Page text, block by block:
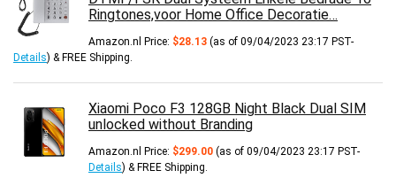
Ringtones,voor Home Office Decoratie…
Amazon.nl Price: $28.13 (as of 09/04/2023 23:17 PST-
Details) & FREE Shipping
Xiaomi Poco F3 128GB Night Black Dual SIM
unlocked without Branding
Amazon.nl Price: $299.00 (as of 09/04/2023 23:17 PST-
Details) & FREE Shipping